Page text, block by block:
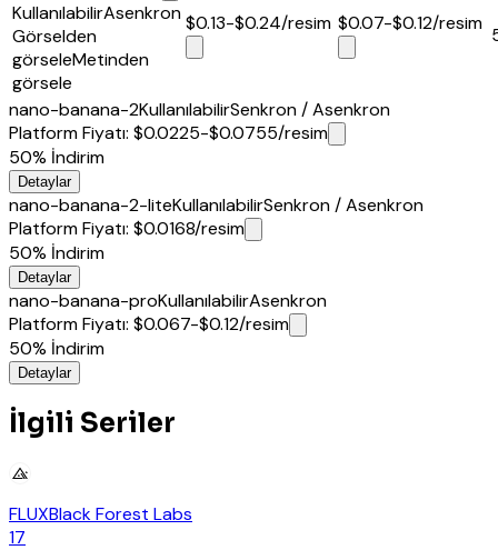
KullanılabilirAsenkron
Görselden
görseleMetinden
görsele
$0.13-$0.24/resim $0.07-$0.12/resim
nano-banana-2KullanılabilirSenkron / Asenkron
Platform Fiyatı: $0.0225-$0.0755/resim
50% İndirim
Detaylar
nano-banana-2-liteKullanılabilirSenkron / Asenkron
Platform Fiyatı: $0.0168/resim
50% İndirim
Detaylar
nano-banana-proKullanılabilirAsenkron
Platform Fiyatı: $0.067-$0.12/resim
50% İndirim
Detaylar
İlgili Seriler
FLUXBlack Forest Labs
17